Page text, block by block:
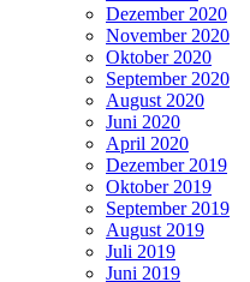
Dezember 2020
November 2020
Oktober 2020
September 2020
August 2020
Juni 2020
April 2020
Dezember 2019
Oktober 2019
September 2019
August 2019
Juli 2019
Juni 2019